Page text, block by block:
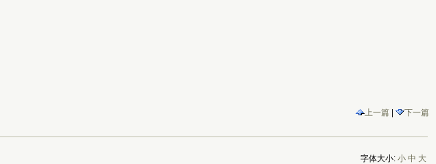
上一篇 下一篇
字体大小: 小 中 大